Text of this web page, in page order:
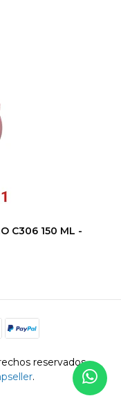
C306 150 ML -
reservados.
.